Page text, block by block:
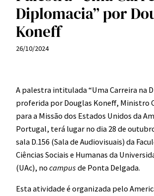
Diplomacia” por
Koneff
26/10/2024
A palestra intitulada “Uma Carreira na
proferida por Douglas Koneff, Ministro
para a Missão dos Estados Unidos da
Portugal, terá lugar no dia 28 de
sala D.156 (Sala de Audiovisuais) da
Ciências Sociais e Humanas da
(UAc), no campus de Ponta Delgada.
Esta atividade é organizada pelo